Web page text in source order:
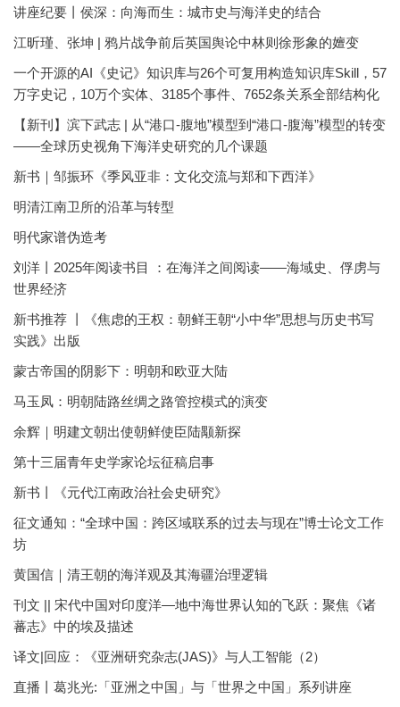
讲座纪要丨侯深：向海而生：城市史与海洋史的结合
江昕瑾、张坤 | 鸦片战争前后英国舆论中林则徐形象的嬗变
一个开源的AI《史记》知识库与26个可复用构造知识库Skill，57
万字史记，10万个实体、3185个事件、7652条关系全部结构化
【新刊】滨下武志 | 从“港口-腹地”模型到“港口-腹海”模型的转变
——全球历史视角下海洋史研究的几个课题
新书｜邹振环《季风亚非：文化交流与郑和下西洋》
明清江南卫所的沿革与转型
明代家谱伪造考
刘洋丨2025年阅读书目 ：在海洋之间阅读——海域史、俘虏与
世界经济
新书推荐 丨《焦虑的王权：朝鲜王朝“小中华”思想与历史书写
实践》出版
蒙古帝国的阴影下：明朝和欧亚大陆
马玉凤：明朝陆路丝绸之路管控模式的演变
余辉｜明建文朝出使朝鲜使臣陆颙新探
第十三届青年史学家论坛征稿启事
新书丨《元代江南政治社会史研究》
征文通知：“全球中国：跨区域联系的过去与现在”博士论文工作
坊
黄国信｜清王朝的海洋观及其海疆治理逻辑
刊文 || 宋代中国对印度洋—地中海世界认知的飞跃：聚焦《诸
蕃志》中的埃及描述
译文|回应：《亚洲研究杂志(JAS)》与人工智能（2）
直播丨葛兆光:「亚洲之中国」与「世界之中国」系列讲座